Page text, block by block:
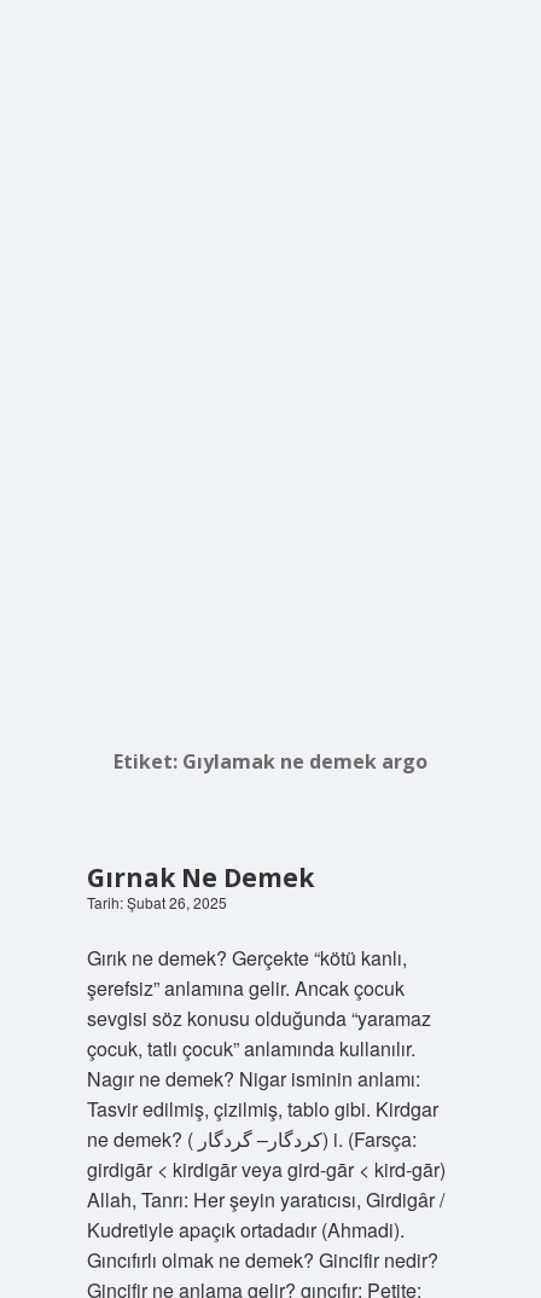
Etiket: Gıylamak ne demek argo
Gırnak Ne Demek
Tarih: Şubat 26, 2025
Gırık ne demek? Gerçekte “kötü kanlı,
şerefsiz” anlamına gelir. Ancak çocuk
sevgisi söz konusu olduğunda “yaramaz
çocuk, tatlı çocuk” anlamında kullanılır.
Nagır ne demek? Nigar isminin anlamı:
Tasvir edilmiş, çizilmiş, tablo gibi. Kirdgar
ne demek? ( ﻛﺮﺩﮔﺎﺭ– ﮔﺮﺩﮔﺎﺭ) i. (Farsça:
girdigār < kirdigār veya gird-gār < kird-gār)
Allah, Tanrı: Her şeyin yaratıcısı, Girdigâr /
Kudretiyle apaçık ortadadır (Ahmadi).
Gıncıfırlı olmak ne demek? Gincifir nedir?
Gincifir ne anlama gelir? gıncıfır: Petite: